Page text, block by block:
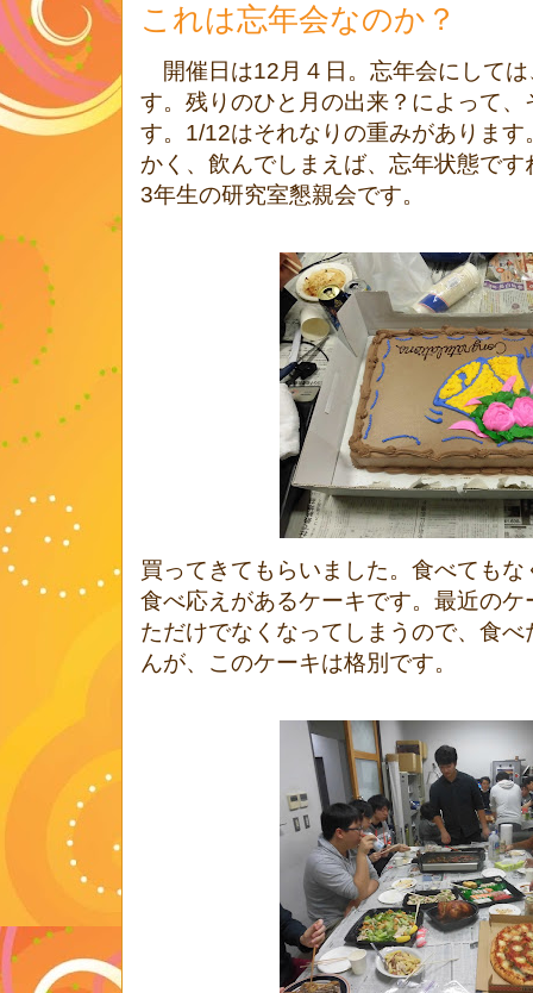
これは忘年会なのか？
開催日は12 月４日。忘年会にして
す。残りのひと月の出来？によって
す。 1/12はそれなりの重みがありま
かく、飲んでしまえば、忘年状態で
3年生の研究室懇親会です。
買ってきてもらいました。食べても
食べ応えがあるケーキです。最近の
ただけでなくなってしまうので、食
んが、このケーキは格別です。